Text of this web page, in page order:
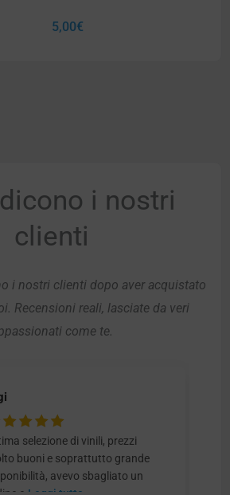
5,00€
i nostri
clienti
i nostri clienti dopo aver acquistato
Recensioni reali, lasciate da veri
come te.
selezione di vinili, prezzi
buoni e soprattutto grande
avevo sbagliato un